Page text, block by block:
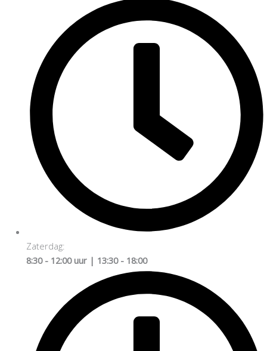
Zaterdag:
8:30 - 12:00 uur | 13:30 - 18:00